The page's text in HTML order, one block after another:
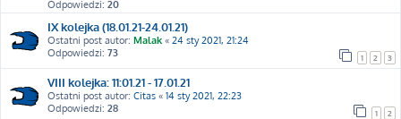
Odpowiedzi: 20
IX kolejka (18.01.21-24.01.21)
Ostatni post autor: Malak « 24 sty 2021, 21:24
Odpowiedzi: 73 1 2 3
VIII kolejka: 11:01.21 - 17.01.21
Ostatni post autor: Citas « 14 sty 2021, 22:23
Odpowiedzi: 28 1 2